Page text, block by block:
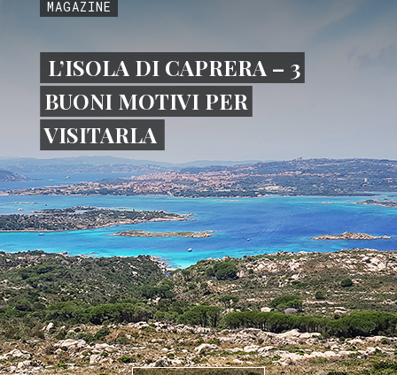
MAGAZINE
L’ISOLA DI CAPRERA – 3
BUONI MOTIVI PER
VISITARLA